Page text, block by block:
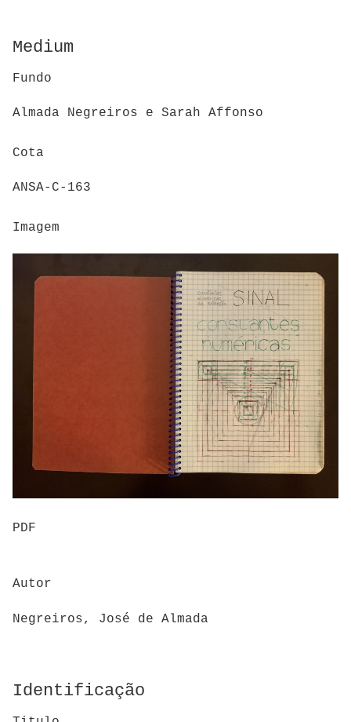
Medium
Fundo
Almada Negreiros e Sarah Affonso
Cota
ANSA-C-163
Imagem
PDF
Autor
Negreiros, José de Almada
Identificação